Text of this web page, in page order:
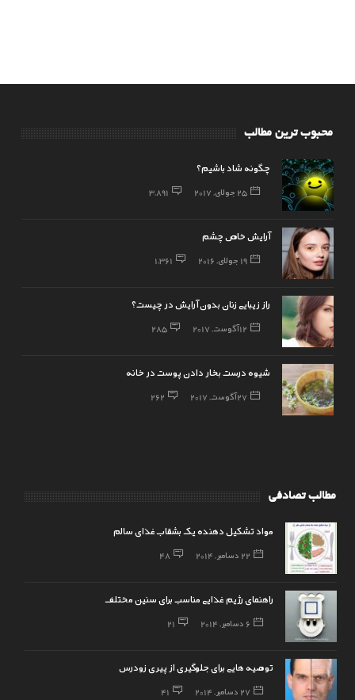
محبوب ترین مطالب
چگونه شاد باشیم؟
25 جولای, 2017 3,891
آرایش خاص چشم
19 جولای, 2016 1,361
راز زیبایی زنان بدون آرایش در چیست؟
12 آگوست, 2017 285
شیوه درست بخار دادن پوست در خانه
27 آگوست, 2017 262
مطالب تصادفی
مواد تشکیل دهنده یک بشقاب غذای سالم
22 دسامبر, 2014 48
راهنمای رژیم غذایی مناسب برای سنین مختلف
6 دسامبر, 2014 21
توصیه هایی برای جلوگیری از پیری زودرس
27 دسامبر, 2014 41